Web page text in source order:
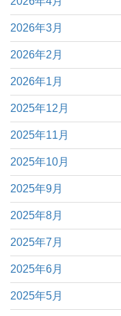
2026年3月
2026年2月
2026年1月
2025年12月
2025年11月
2025年10月
2025年9月
2025年8月
2025年7月
2025年6月
2025年5月